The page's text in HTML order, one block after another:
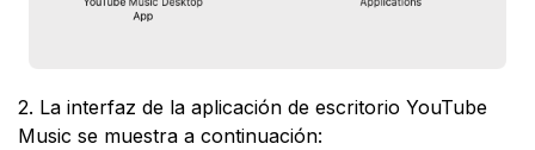
2. La interfaz de la aplicación de escritorio YouTube
Music se muestra a continuación: